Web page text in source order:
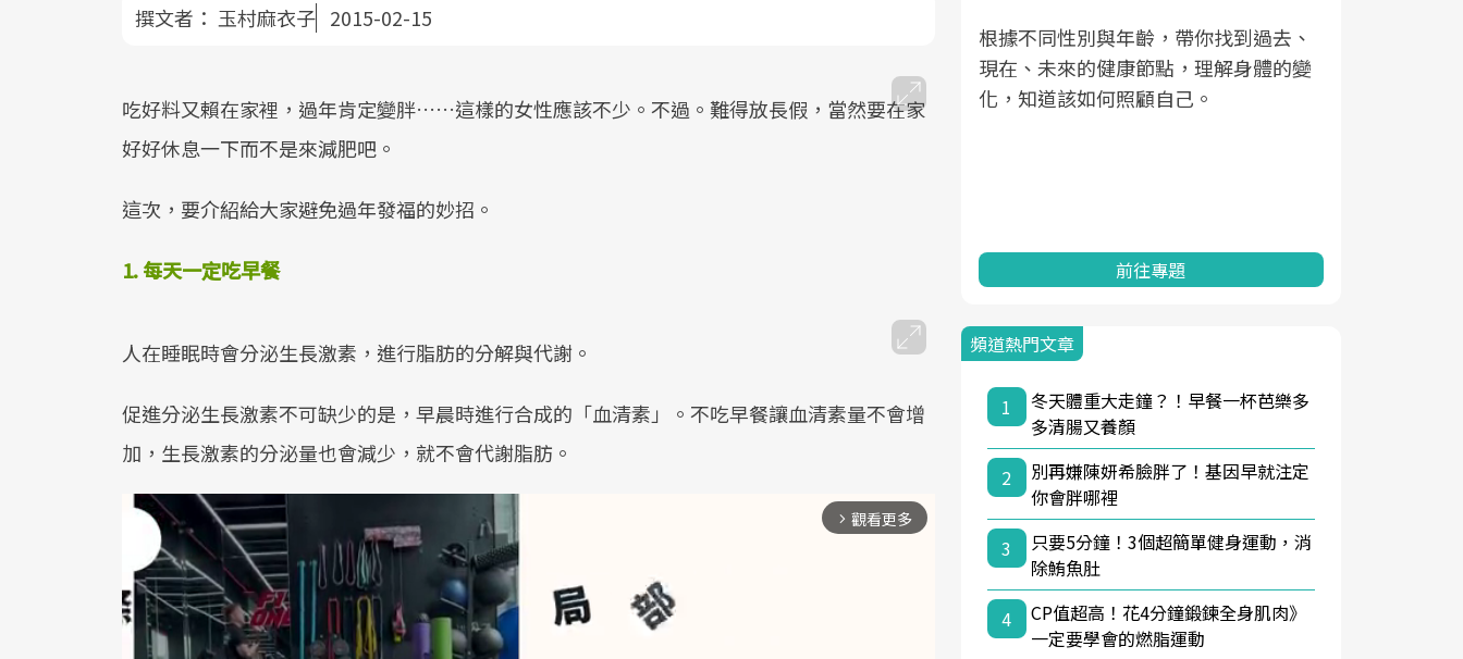
撰文者： 玉村麻衣子 2015-02-15
吃好料又賴在家裡，過年肯定變胖……這樣的女性應該不少。不過。難得放長假，當然要在家
好好休息一下而不是來減肥吧。
這次，要介紹給大家避免過年發福的妙招。
1. 每天一定吃早餐
人在睡眠時會分泌生長激素，進行脂肪的分解與代謝。
促進分泌生長激素不可缺少的是，早晨時進行合成的「血清素」。不吃早餐讓血清素量不會增
加，生長激素的分泌量也會減少，就不會代謝脂肪。
arrow_forward_ios 觀看更多
政策如「健康台灣推動委員會」與「長
照3.0」的推進，「預防醫學」已成全民
全面啟動你的健康革命！
建立對亞健康的認知，進而引導實際的
改善行動。
根據不同性別與年齡，帶你找到過去、
現在、未來的健康節點，理解身體的變
化，知道該如何照顧自己。
前往專題
頻道熱門文章
1
冬天體重大走鐘？！早餐一杯芭樂多
多清腸又養顏
2
別再嫌陳妍希臉胖了！基因早就注定
你會胖哪裡
3
只要5分鐘！3個超簡單健身運動，消
除鮪魚肚
4
CP值超高！花4分鐘鍛鍊全身肌肉》
一定要學會的燃脂運動